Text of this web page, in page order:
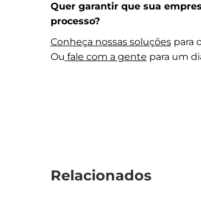
Quer garantir que sua
processo?
Conheça nossas soluçõespara
Ou fale com a gente para um
Relacionados